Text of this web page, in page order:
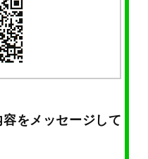
をメッセージして